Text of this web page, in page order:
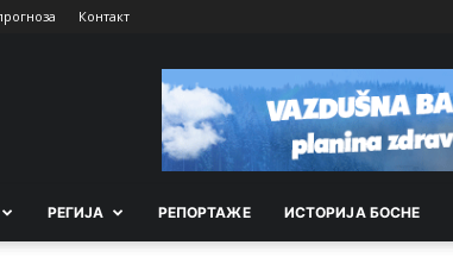
Контакт
РEГИЈА РEПОРТАЖE ИСТОРИЈА БОСНЕ